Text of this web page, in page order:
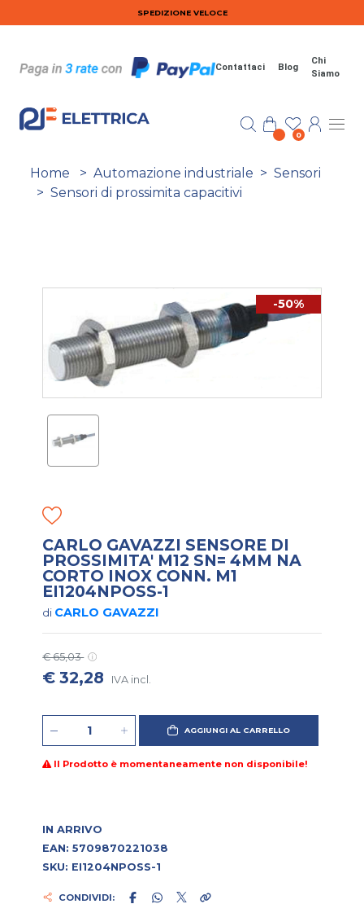
Salta al contenuto principaleSPEDIZIONE VELOCE
Contattaci Blog
Chi
Siamo
0
Home > Automazione industriale > Sensori
> Sensori di prossimita capacitivi
-50%
CARLO GAVAZZI SENSORE DI
PROSSIMITA' M12 SN= 4MM NA
CORTO INOX CONN. M1
EI1204NPOSS-1
di CARLO GAVAZZI
€ 65,03
€ 32,28 IVA incl.
AGGIUNGI AL CARRELLO
Il Prodotto è momentaneamente non disponibile!
IN ARRIVO
EAN: 5709870221038
SKU: EI1204NPOSS-1
CONDIVIDI: